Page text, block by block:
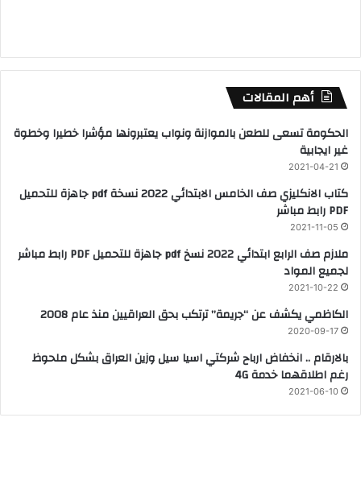
أهم المقالات
الحكومة تسعى للطعن بالموازنة ونواب يعتبرونها مؤشرا خطيرا وخطوة
غير ايجابية
2021-04-21
كتاب الانكليزي صف الخامس الابتدائي 2022 نسخة pdf جاهزة للتحميل
PDF رابط مباشر
2021-11-05
ملازم صف الرابع ابتدائي 2022 نسخ pdf جاهزة للتحميل PDF رابط مباشر
لجميع المواد
2021-10-22
الكاظمي يكشف عن “جريمة” ترتكب بحق العراقيين منذ عام 2008
2020-09-17
بالارقام .. انخفاض ارباح شركتي اسيا سيل وزين العراق بشكل ملحوظ
رغم اطلاقهما خدمة 4G
2021-06-10